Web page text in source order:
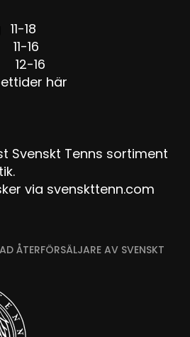
18
16
16
här
Svenskt Tenns sortiment
via svenskttenn.com
ÅTERFÖRSÄLJARE AV SVENSKT